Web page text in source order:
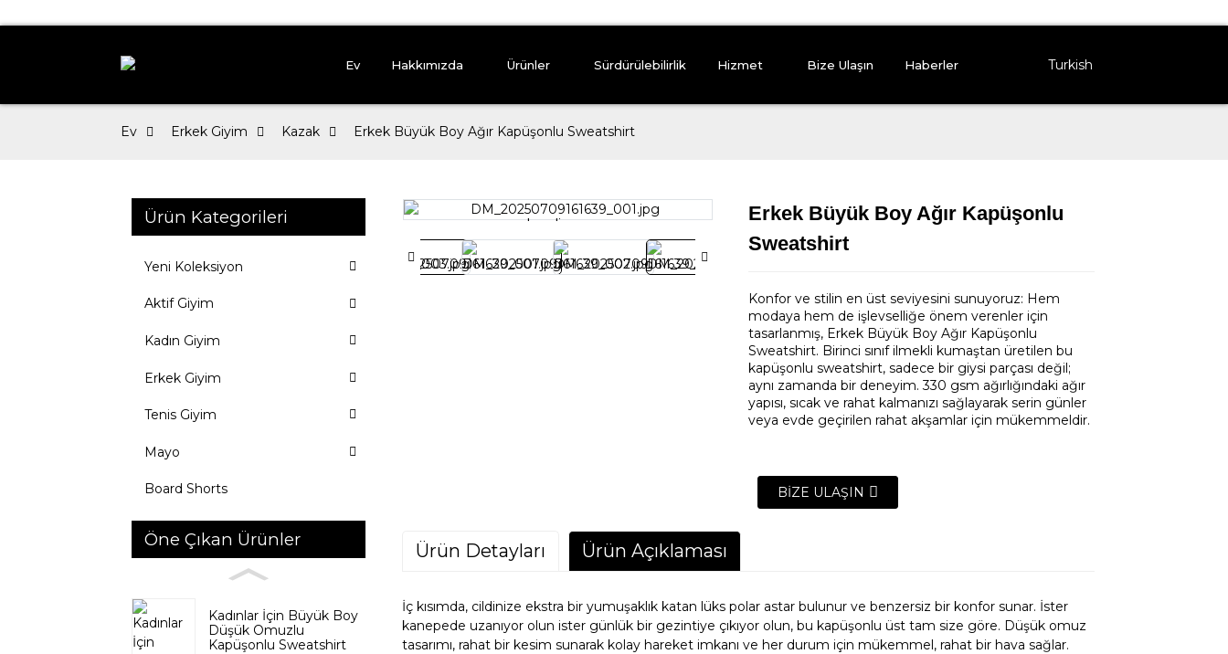
Ev Hakkımızda Ürünler Sürdürülebilirlik Hizmet Bize Ulaşın Haberler Turkish
Ev Erkek Giyim Kazak Erkek Büyük Boy Ağır Kapüşonlu Sweatshirt
Ürün Kategorileri
Yeni Koleksiyon
Aktif Giyim
Kadın Giyim
Erkek Giyim
Tenis Giyim
Mayo
Board Shorts
Öne Çıkan Ürünler
Kadınlar İçin Büyük Boy
Düşük Omuzlu
Kapüşonlu Sweatshirt
Loading...
Loading... Loading...
Loading... Loading...
Loading...
Erkek Büyük Boy Ağır Kapüşonlu
Sweatshirt
Konfor ve stilin en üst seviyesini sunuyoruz: Hem
modaya hem de işlevselliğe önem verenler için
tasarlanmış, Erkek Büyük Boy Ağır Kapüşonlu
Sweatshirt. Birinci sınıf ilmekli kumaştan üretilen bu
kapüşonlu sweatshirt, sadece bir giysi parçası değil;
aynı zamanda bir deneyim. 330 gsm ağırlığındaki ağır
yapısı, sıcak ve rahat kalmanızı sağlayarak serin günler
veya evde geçirilen rahat akşamlar için mükemmeldir.
BIZE ULAŞIN
Ürün Detayları Ürün Açıklaması
İç kısımda, cildinize ekstra bir yumuşaklık katan lüks polar astar bulunur ve benzersiz bir konfor sunar. İster
kanepede uzanıyor olun ister günlük bir gezintiye çıkıyor olun, bu kapüşonlu üst tam size göre. Düşük omuz
tasarımı, rahat bir kesim sunarak kolay hareket imkanı ve her durum için mükemmel, rahat bir hava sağlar.